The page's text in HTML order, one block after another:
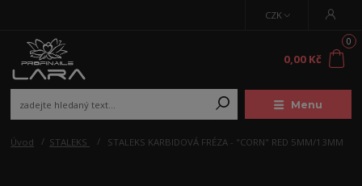
Menu
CZK
0
0,00 Kč
Úvod STALEKS STALEKS KARBIDOVÁ FRÉZA - "CORN" RED 5MM/13MM